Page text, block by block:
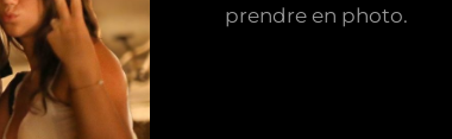
prendre en photo.